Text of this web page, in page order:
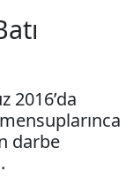
2016’da
darbe